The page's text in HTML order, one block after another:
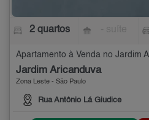
2 quartos
Jardim Aricanduva
Zona Leste - São Paulo
Rua Antônio Lá Giudice